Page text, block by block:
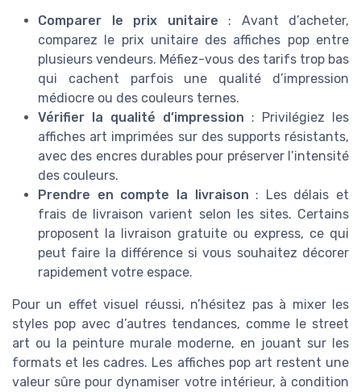
Comparer le prix unitaire : Avant d’acheter,
comparez le prix unitaire des affiches pop entre
plusieurs vendeurs. Méfiez-vous des tarifs trop bas
qui cachent parfois une qualité d’impression
médiocre ou des couleurs ternes.
Vérifier la qualité d’impression : Privilégiez les
affiches art imprimées sur des supports résistants,
avec des encres durables pour préserver l’intensité
des couleurs.
Prendre en compte la livraison : Les délais et
frais de livraison varient selon les sites. Certains
proposent la livraison gratuite ou express, ce qui
peut faire la différence si vous souhaitez décorer
rapidement votre espace.
Pour un effet visuel réussi, n’hésitez pas à mixer les
styles pop avec d’autres tendances, comme le street
art ou la peinture murale moderne, en jouant sur les
formats et les cadres. Les affiches pop art restent une
valeur sûre pour dynamiser votre intérieur, à condition